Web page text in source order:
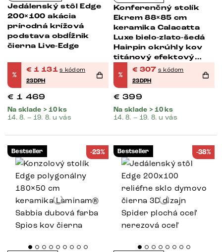
Jedálenský stôl Edge
200×100 akácia
prírodná krížová
podstava obdĺžnik
čierna Live-Edge
%
€ 1 131 s kódom
23DPH
€ 1 469
Na sklade > 10 ks
14. 8. – 19. 8. u vás
Konferenčný stolík
Ekrem 88×85 cm
keramika Calacatta
Luxe bielo-zlato-šedá
Hairpin okrúhly kov
titánový efektový
povrch
%
€ 307 s kódom
23DPH
€ 399
Na sklade > 10 ks
14. 8. – 19. 8. u vás
Bestseller -23% Bestseller -38%